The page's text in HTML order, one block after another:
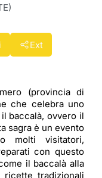
Ext
(provincia di
che celebra uno
baccalà, ovvero il
sagra è un evento
molti visitatori,
con questo
il baccalà alla
tradizionali